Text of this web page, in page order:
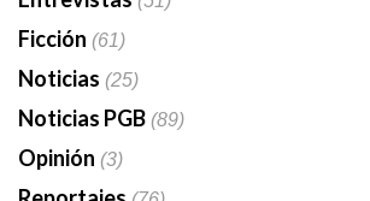
Ficción (61)
Noticias (25)
Noticias PGB(89)
Opinión (3)